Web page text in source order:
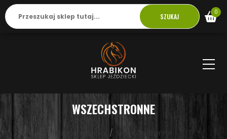
SZUKAJ 0
WSZECHSTRONNE
strona główna Wszechstronne